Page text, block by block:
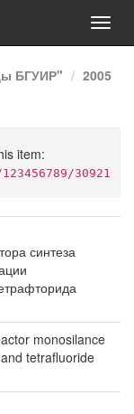
БГУИР"
2005
item:
30921
синтеза
monosilance
tetrafluoride